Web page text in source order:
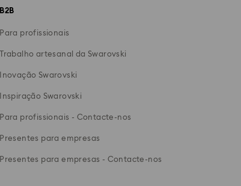
B2B
Para profissionais
Trabalho artesanal da Swarovski
Inovação Swarovski
Inspiração Swarovski
Para profissionais - Contacte-nos
Presentes para empresas
Presentes para empresas - Contacte-nos